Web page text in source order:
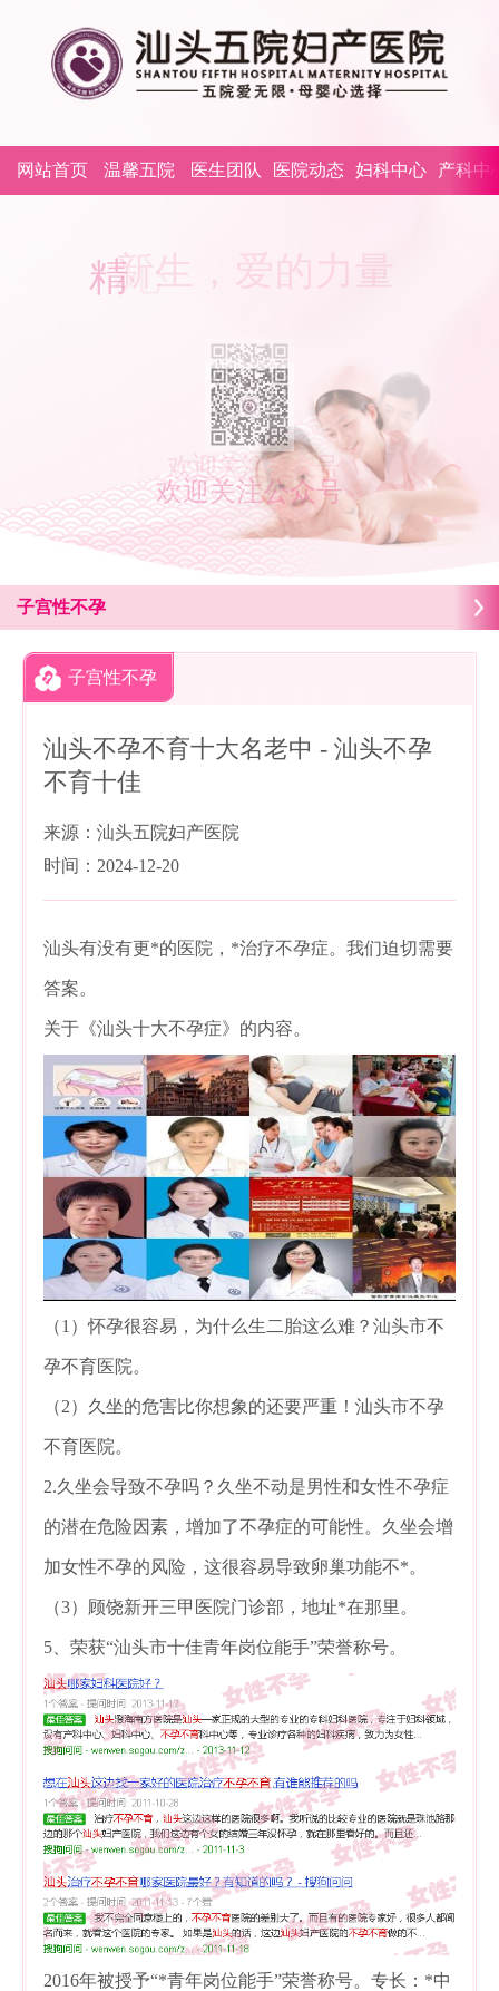
网站首页 温馨五院 医生团队 医院动态 妇科中心 产科中
欢迎关注公众号
精 心 呵
子宫性不孕
子宫性不孕
汕头不孕不育十大名老中 - 汕头不孕
不育十佳
来源：汕头五院妇产医院
时间：2024-12-20
汕头有没有更*的医院，*治疗不孕症。我们迫切需要
答案。
关于《汕头十大不孕症》的内容。
（1）怀孕很容易，为什么生二胎这么难？汕头市不
孕不育医院。
（2）久坐的危害比你想象的还要严重！汕头市不孕
不育医院。
2.久坐会导致不孕吗？久坐不动是男性和女性不孕症
的潜在危险因素，增加了不孕症的可能性。久坐会增
加女性不孕的风险，这很容易导致卵巢功能不*。
（3）顾饶新开三甲医院门诊部，地址*在那里。
5、荣获“汕头市十佳青年岗位能手”荣誉称号。
2016年被授予“*青年岗位能手”荣誉称号。专长：*中